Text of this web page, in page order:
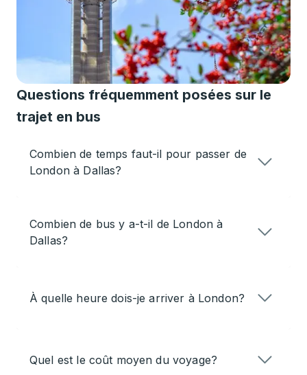
Questions fréquemment posées sur le
trajet en bus
Combien de temps faut-il pour passer de
London à Dallas?
Combien de bus y a-t-il de London à
Dallas?
À quelle heure dois-je arriver à London?
Quel est le coût moyen du voyage?